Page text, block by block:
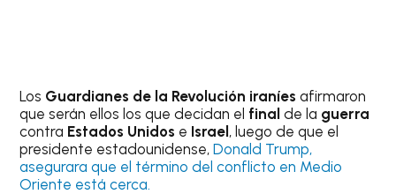
Los Guardianes de la Revolución iraníes afirmaron
que serán ellos los que decidan el finalde la guerra
contra Estados Unidos e Israel, luego de que el
presidente estadounidense,Donald Trump,
asegurara que el término del conflicto en Medio
Oriente está cerca.